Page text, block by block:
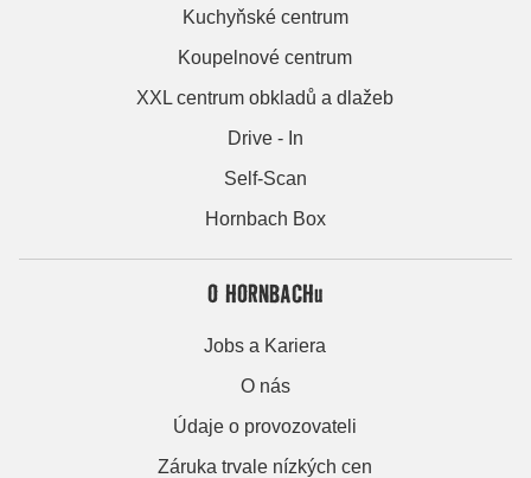
Kuchyňské centrum
Koupelnové centrum
XXL centrum obkladů a dlažeb
Drive - In
Self-Scan
Hornbach Box
O HORNBACHu
Jobs a Kariera
O nás
Údaje o provozovateli
Záruka trvale nízkých cen